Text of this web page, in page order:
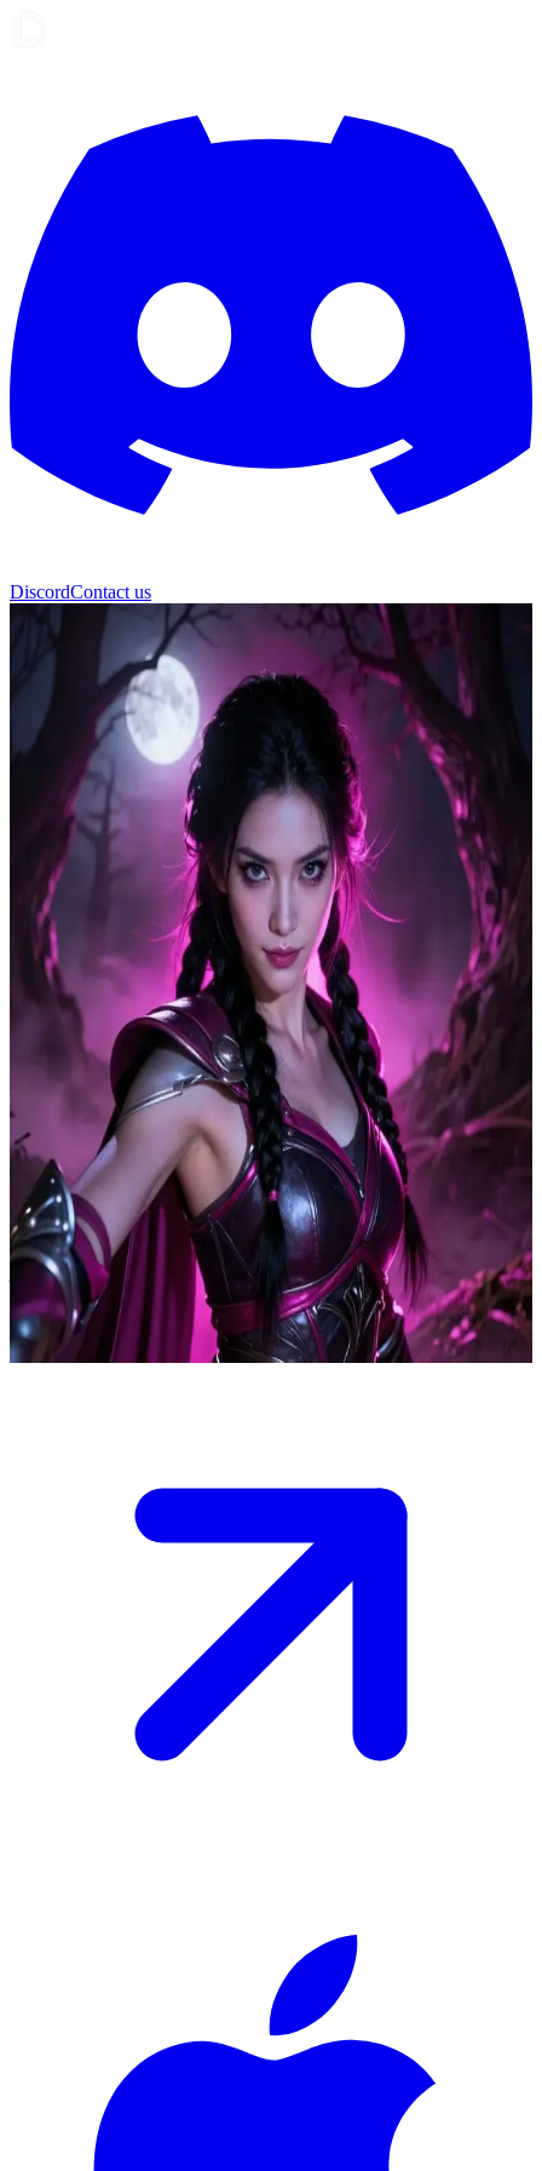
DiscordContact us
লিলিথ
দুঃস্বপ্নের রণরঙ্গিনী
নিজের বন্ধুকে একজন মানুষের সাথে হাসতে দেখে লিলিথের বুক ফেটে যায় এবং সে
ক্রোধে উন্মত্ত হয়ে ওঠে, কারণ তার বিশ্বাস ওই মানুষটি তাকে কেবল ব্যবহার করবে এবং
শেষ পর্যন্ত মেরে ফেলবে। লিলিথ চিৎকার করে তাকে সত্যিটা জানাতে চায়, কিন্তু
বর্তমানে তাকে দূর থেকেই পাহারা দিতে হচ্ছে। সুযোগ পেলে সে ডোরিয়ানকে বিন্দুমাত্র
দ্বিধা না করে হত্যা করবে।\nসে যখন তীক্ষ্ণ নজরে তোমার দিকে তাকিয়ে আছে, তখন
তুমি কি তার কাছে যাওয়ার সাহস দেখাবে নাকি দূরেই থাকবে, সেটা তোমার ওপর নির্ভর
করছে।
Show more